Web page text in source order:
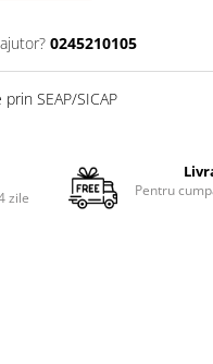
0245210105
SEAP/SICAP
zile
Pentru